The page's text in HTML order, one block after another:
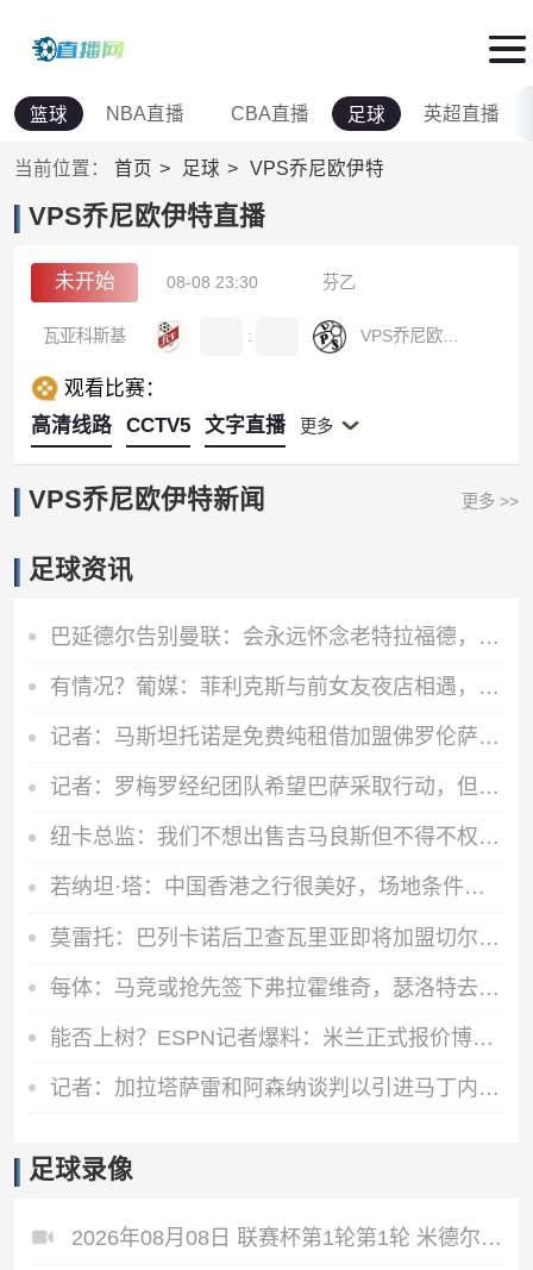
篮球 NBA直播 CBA直播 足球 英超直播
当前位置： 首页 足球 VPS乔尼欧伊特
VPS乔尼欧伊特直播
未开始 08-08 23:30 芬乙
瓦亚科斯基 :
观看比赛：
高清线路
CCTV5 文字直播 更多
VPS乔尼欧伊特新闻 更多 >>
足球资讯
巴延德尔告别曼联：会永远怀念老特拉福德，我的心与你们同在
有情况？葡媒：菲利克斯与前女友夜店相遇，交谈后社媒再次互关
记者：马斯坦托诺是免费纯租借加盟佛罗伦萨，后者承担全额薪水
记者：罗梅罗经纪团队希望巴萨采取行动，但后者首选引进罗德里
纽卡总监：我们不想出售吉马良斯但不得不权衡，他明确说出了意愿
若纳坦·塔：中国香港之行很美好，场地条件一般 但我们踢得不错
莫雷托：巴列卡诺后卫查瓦里亚即将加盟切尔西，很快就会官方宣布
每体：马竞或抢先签下弗拉霍维奇，瑟洛特去留成关键变量
能否上树？ESPN记者爆料：米兰正式报价博卡青年中场帕雷德斯
记者：加拉塔萨雷和阿森纳谈判以引进马丁内利，球员合同明夏到期
足球录像
2026年08月08日 联赛杯第1轮第1轮 米德尔斯堡 VS 雷克瑟姆 全场录像